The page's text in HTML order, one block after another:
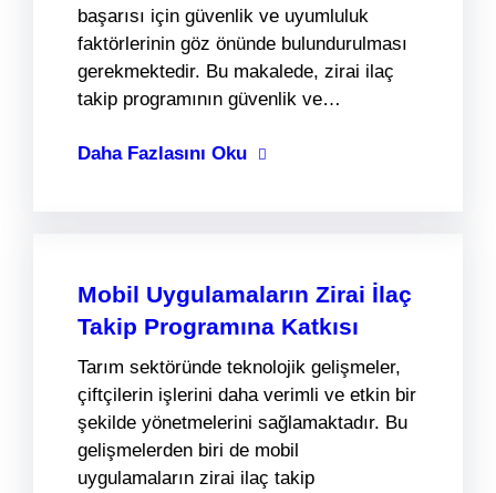
başarısı için güvenlik ve uyumluluk
faktörlerinin göz önünde bulundurulması
gerekmektedir. Bu makalede, zirai ilaç
takip programının güvenlik ve…
Daha Fazlasını Oku
Mobil Uygulamaların Zirai İlaç
Takip Programına Katkısı
Tarım sektöründe teknolojik gelişmeler,
çiftçilerin işlerini daha verimli ve etkin bir
şekilde yönetmelerini sağlamaktadır. Bu
gelişmelerden biri de mobil
uygulamaların zirai ilaç takip